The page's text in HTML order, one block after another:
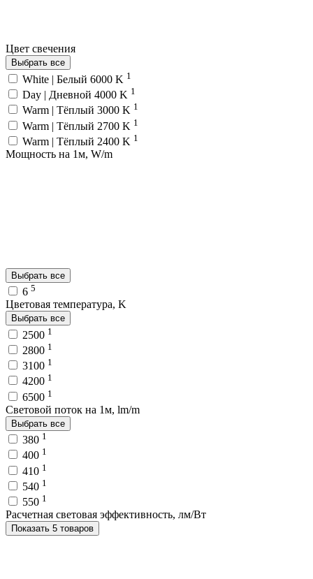
Цвет свечения
Выбрать все
White | Белый 6000 K 1
Day | Дневной 4000 K 1
Warm | Тёплый 3000 K 1
Warm | Тёплый 2700 K 1
Warm | Тёплый 2400 K 1
Мощность на 1м, W/m
Выбрать все
6 5
Цветовая температура, K
Выбрать все
2500 1
2800 1
3100 1
4200 1
6500 1
Световой поток на 1м, lm/m
Выбрать все
380 1
400 1
410 1
540 1
550 1
Расчетная световая эффективность, лм/Вт
Показать 5 товаров